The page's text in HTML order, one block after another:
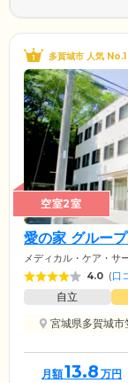
多賀城市 人気 No.1
空室2室
愛の家 グルー
メディカル・ケア・サ
4.0 (口
自立
宮城県多賀城市
月額13.8 万円